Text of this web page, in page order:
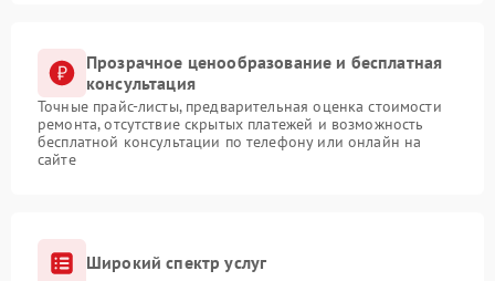
Прозрачное ценообразование и бесплатная
консультация
Точные прайс-листы, предварительная оценка стоимости
ремонта, отсутствие скрытых платежей и возможность
бесплатной консультации по телефону или онлайн на
сайте
Широкий спектр услуг